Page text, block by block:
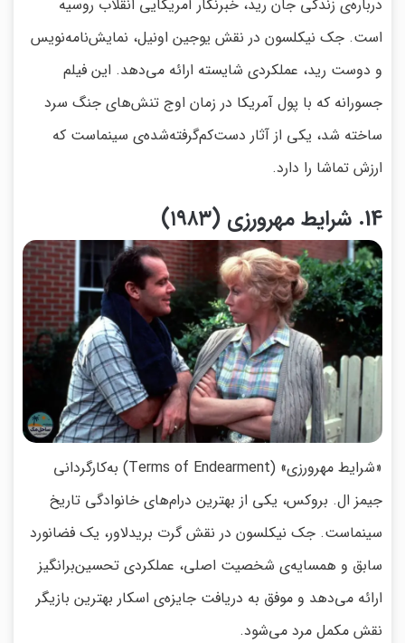
درباره‌ی زندگی جان رید، خبرنگار آمریکایی انقلاب روسیه
است. جک نیکلسون در نقش یوجین اونیل، نمایش‌نامه‌نویس
و دوست رید، عملکردی شایسته ارائه می‌دهد. این فیلم
جسورانه که با پول آمریکا در زمان اوج تنش‌های جنگ سرد
ساخته شد، یکی از آثار دست‌کم‌گرفته‌شده‌ی سینماست که
ارزش تماشا را دارد.
14. شرایط مهرورزی (۱۹۸۳)
«شرایط مهرورزی» (Terms of Endearment) به‌کارگردانی
جیمز ال. بروکس، یکی از بهترین درام‌های خانوادگی تاریخ
سینماست. جک نیکلسون در نقش گرت بریدلاور، یک فضانورد
سابق و همسایه‌ی شخصیت اصلی، عملکردی تحسین‌برانگیز
ارائه می‌دهد و موفق به دریافت جایزه‌ی اسکار بهترین بازیگر
نقش مکمل مرد می‌شود.